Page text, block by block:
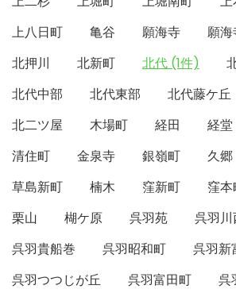
上八日町
亀谷 願海寺
願
北押川
北新町 北代 (1件)
北代中部
北代東部 北代藤ケ丘
北二ツ屋
木場町 経田 経堂
清住町
金泉寺 銀嶺町 久郷
草島新町
楠木 窪新町 窪
栗山
楜ケ原 呉羽苑
呉羽川
呉羽貴船巻
呉羽昭和町
呉羽新
呉羽つつじが丘
呉羽富田町
呉